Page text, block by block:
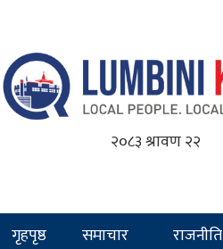
२०८३ श्रावण २२
गृहपृष्ठ समाचार राजनीति